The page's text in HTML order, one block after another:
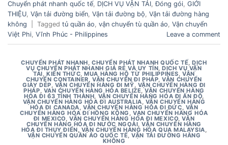
Chuyển phát nhanh quốc tế, DỊCH VỤ VẬN TẢI,Đóng gói, GIỚI
THIỆU, Vận tải đường biển, Vận tải đường bộ, Vận tải đường hàng
không
Tagged tủ quần áo, vận chuyển tù quần áo, Vận chuyển
Việt Phi, Vĩnh Phúc - Philippines Leave a comment
CHUYỂN PHÁT NHANH,CHUYỂN PHÁT NHANH QUỐC TẾ,DỊCH
VỤ CHUYỂN PHÁT NHANH GIÁ RẺ VÀ UY TÍN,DỊCH VỤ VẬN
TẢI,KIẾN THỨC,MUA HÀNG HỘ TỪ PHILIPPINES, VẬN
CHUYỂN CONTAINER,VẬN CHUYỂN ĐI PHÁP,VẬN CHUYỂN
GIÀY DÉP, VẬN CHUYỂN HÀNG ĐI MỸ, VẬN CHUYỂN HÀNG ĐI
PHÁP, VẠN CHUYỂN HÀNG HÓA BELIZE,VẬN CHUYỂN HÀNG
HÓA ĐI 63 TỈNH THÀNH, VẬN CHUYỂN HÀNG HÓA ĐI ẤN ĐỘ,
VẬN CHUYỂN HÀNG HÓA ĐI AUSTRALIA, VẬN CHUYỂN HÀNG
HÓA ĐI CANADA,VẬN CHUYỂN HÀNG HÓA ĐI ĐỨC, VẬN
CHUYỂN HÀNG HÓA ĐI HỒNG KÔNG ,VẠN CHUYỂN HÀNG HÓA
ĐI MEXICO,VẬN CHUYỂN HÀNG HÓA ĐI MEXICO,VẬN
CHUYỂN HÀNG HÓA ĐI NƯỚC NGOÀI,VẬN CHUYỂN HÀNG
HÓA ĐI THỤY ĐIỂN, VẬN CHUYỂN HÀNG HÓA QUA MALAYSIA,
VẬN CHUYỂN QUẦN ÁO QUỐC TẾ,VẬN TẢI ĐƯỜNG HÀNG
KHÔNG